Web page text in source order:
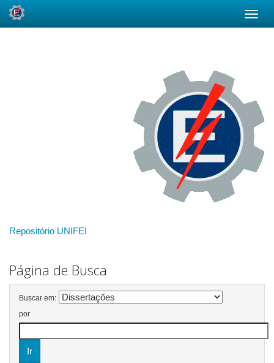
Repositório UNIFEI
Página de Busca
Buscar em:
por